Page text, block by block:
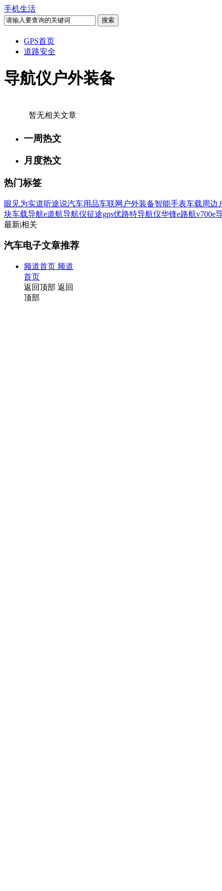
手机生活
GPS首页
道路安全
导航仪户外装备
暂无相关文章
一周热文
月度热文
热门标签
眼见为实道听途说汽车用品车联网 户外装备智能手表车载周边
块车载导航e道航导航仪征途gps优路特导航仪华锋e路航v700e
最新|相关
汽车电子文章推荐
频道首页 频道
首页
返回顶部 返回
顶部